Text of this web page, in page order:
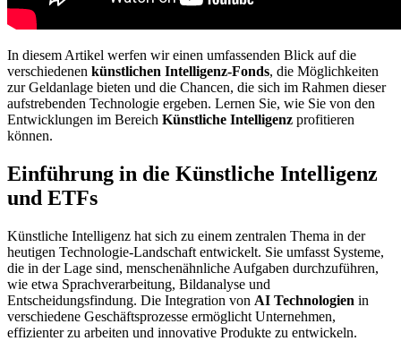
In diesem Artikel werfen wir einen umfassenden Blick auf die
verschiedenen künstlichen Intelligenz-Fonds, die Möglichkeiten
zur Geldanlage bieten und die Chancen, die sich im Rahmen dieser
aufstrebenden Technologie ergeben. Lernen Sie, wie Sie von den
Entwicklungen im Bereich Künstliche Intelligenz profitieren
können.
Einführung in die Künstliche Intelligenz
und ETFs
Künstliche Intelligenz hat sich zu einem zentralen Thema in der
heutigen Technologie-Landschaft entwickelt. Sie umfasst Systeme,
die in der Lage sind, menschenähnliche Aufgaben durchzuführen,
wie etwa Sprachverarbeitung, Bildanalyse und
Entscheidungsfindung. Die Integration von AI Technologien in
verschiedene Geschäftsprozesse ermöglicht Unternehmen,
effizienter zu arbeiten und innovative Produkte zu entwickeln.